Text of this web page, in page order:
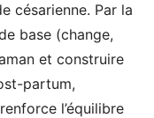
césarienne. Par la
base (change,
et construire
partum,
l’équilibre